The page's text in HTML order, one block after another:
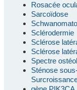
Rosacée
Sarcoïdose
Sclérodermie
Sclérose
Sclérose
Spectre
Sténose